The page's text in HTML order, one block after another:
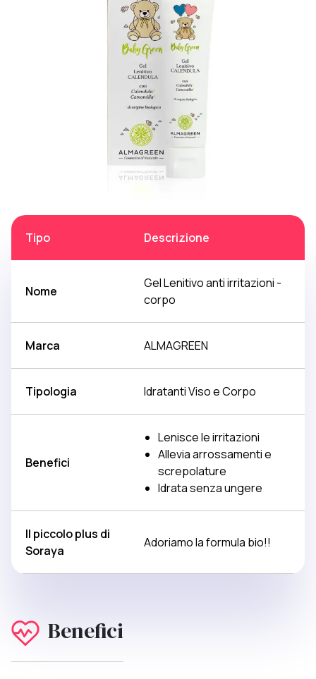
Tipo Descrizione
Nome
Gel Lenitivo anti irritazioni -
corpo
Marca ALMAGREEN
Tipologia Idratanti Viso e Corpo
Benefici
Lenisce le irritazioni
Allevia arrossamenti e
screpolature
Idrata senza ungere
Il piccolo plus di
Soraya
Adoriamo la formula bio!!
Benefici